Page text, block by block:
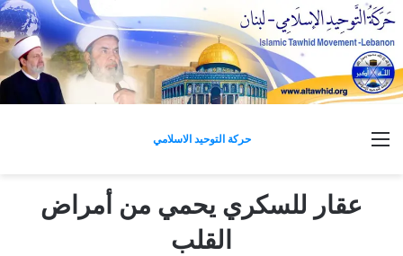
حركة التوحيد الاسلامي
عقار للسكري يحمي من أمراض
القلب